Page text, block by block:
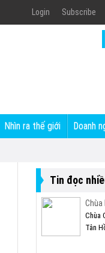
Login Subscribe
Nhìn ra thế giới Doanh
Tin đọc
Chùa
Chùa
Tân